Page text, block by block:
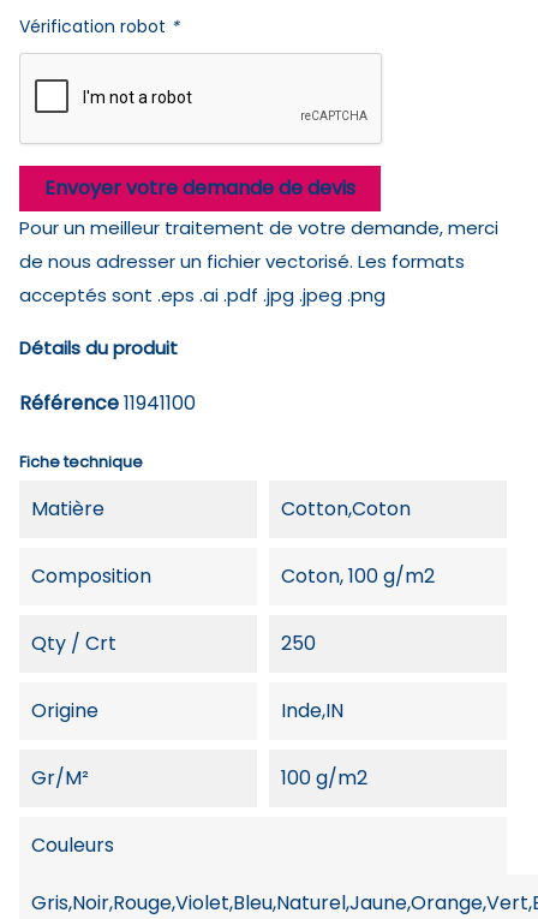
Vérification robot *
Envoyer votre demande de devis
Pour un meilleur traitement de votre demande, merci
de nous adresser un fichier vectorisé. Les formats
acceptés sont .eps .ai .pdf .jpg .jpeg .png
Détails du produit
Référence11941100
Fiche technique
Matière Cotton,Coton
Composition Coton, 100 g/m2
Qty / Crt 250
Origine Inde,IN
Gr/m² 100 g/m2
Couleurs